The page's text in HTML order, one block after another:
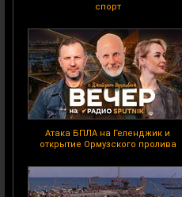
спорт
Атака БПЛА на Геленджик и
открытие Ормузского пролива